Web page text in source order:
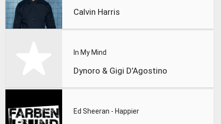
Calvin Harris
In My Mind
Dynoro & Gigi D’Agostino
Ed Sheeran - Happier